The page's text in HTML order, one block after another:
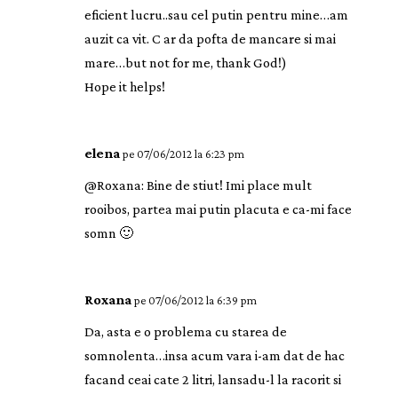
eficient lucru..sau cel putin pentru mine…am
auzit ca vit. C ar da pofta de mancare si mai
mare…but not for me, thank God!)
Hope it helps!
elena pe 07/06/2012 la 6:23 pm
@Roxana: Bine de stiut! Imi place mult
rooibos, partea mai putin placuta e ca-mi face
somn 🙂
Roxana pe 07/06/2012 la 6:39 pm
Da, asta e o problema cu starea de
somnolenta…insa acum vara i-am dat de hac
facand ceai cate 2 litri, lansadu-l la racorit si